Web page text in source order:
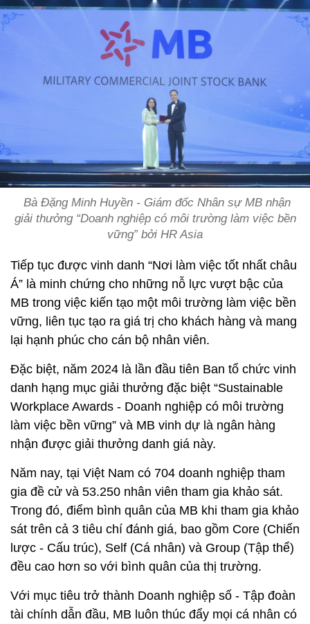
Bà Đặng Minh Huyền - Giám đốc Nhân sự MB nhận
giải thưởng “Doanh nghiệp có môi trường làm việc bền
vững” bởi HR Asia
Tiếp tục được vinh danh “Nơi làm việc tốt nhất châu
Á” là minh chứng cho những nỗ lực vượt bậc của
MB trong việc kiến tạo một môi trường làm việc bền
vững, liên tục tạo ra giá trị cho khách hàng và mang
lại hạnh phúc cho cán bộ nhân viên.
Đặc biệt, năm 2024 là lần đầu tiên Ban tổ chức vinh
danh hạng mục giải thưởng đặc biệt “Sustainable
Workplace Awards - Doanh nghiệp có môi trường
làm việc bền vững” và MB vinh dự là ngân hàng
nhận được giải thưởng danh giá này.
Năm nay, tại Việt Nam có 704 doanh nghiệp tham
gia đề cử và 53.250 nhân viên tham gia khảo sát.
Trong đó, điểm bình quân của MB khi tham gia khảo
sát trên cả 3 tiêu chí đánh giá, bao gồm Core (Chiến
lược - Cấu trúc), Self (Cá nhân) và Group (Tập thể)
đều cao hơn so với bình quân của thị trường.
Với mục tiêu trở thành Doanh nghiệp số - Tập đoàn
tài chính dẫn đầu, MB luôn thúc đẩy mọi cá nhân có